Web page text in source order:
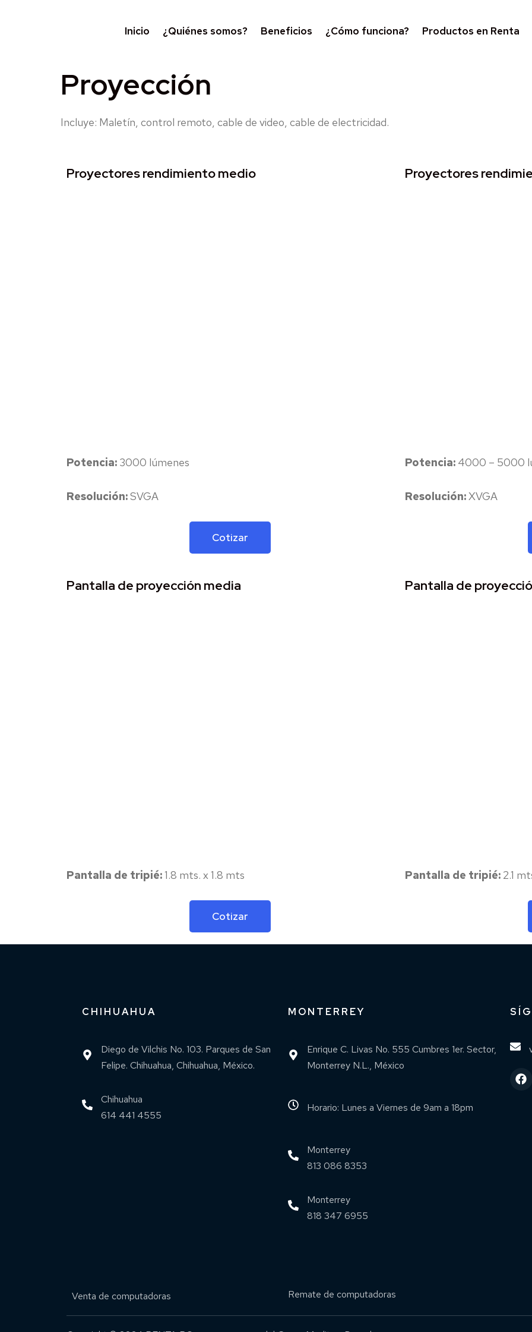
Inicio ¿Quiénes somos? Beneficios ¿Cómo funciona? Productos en Renta
Proyección
Incluye: Maletín, control remoto, cable de video, cable de electricidad.
Proyectores rendimiento medio
Potencia: 3000 lúmenes
Resolución:SVGA
Cotizar
Proyectores
Potencia: 4000 – 5000
Resolución:XVGA
Pantalla de proyección media
Pantalla de tripié:1.8 mts. x 1.8 mts
Cotizar
Pantalla de
Pantalla de tripié: 2.1
CHIHUAHUA
Diego de Vilchis No. 103. Parques de San
Felipe. Chihuahua, Chihuahua, México.
Chihuahua
614 441 4555
MONTERREY
Enrique C. Livas No. 555 Cumbres 1er. Sector,
Monterrey N.L., México
Horario: Lunes a Viernes de 9am a 18pm
Monterrey
813 086 8353
Monterrey
818 347 6955
Venta de computadoras Remate de computadoras